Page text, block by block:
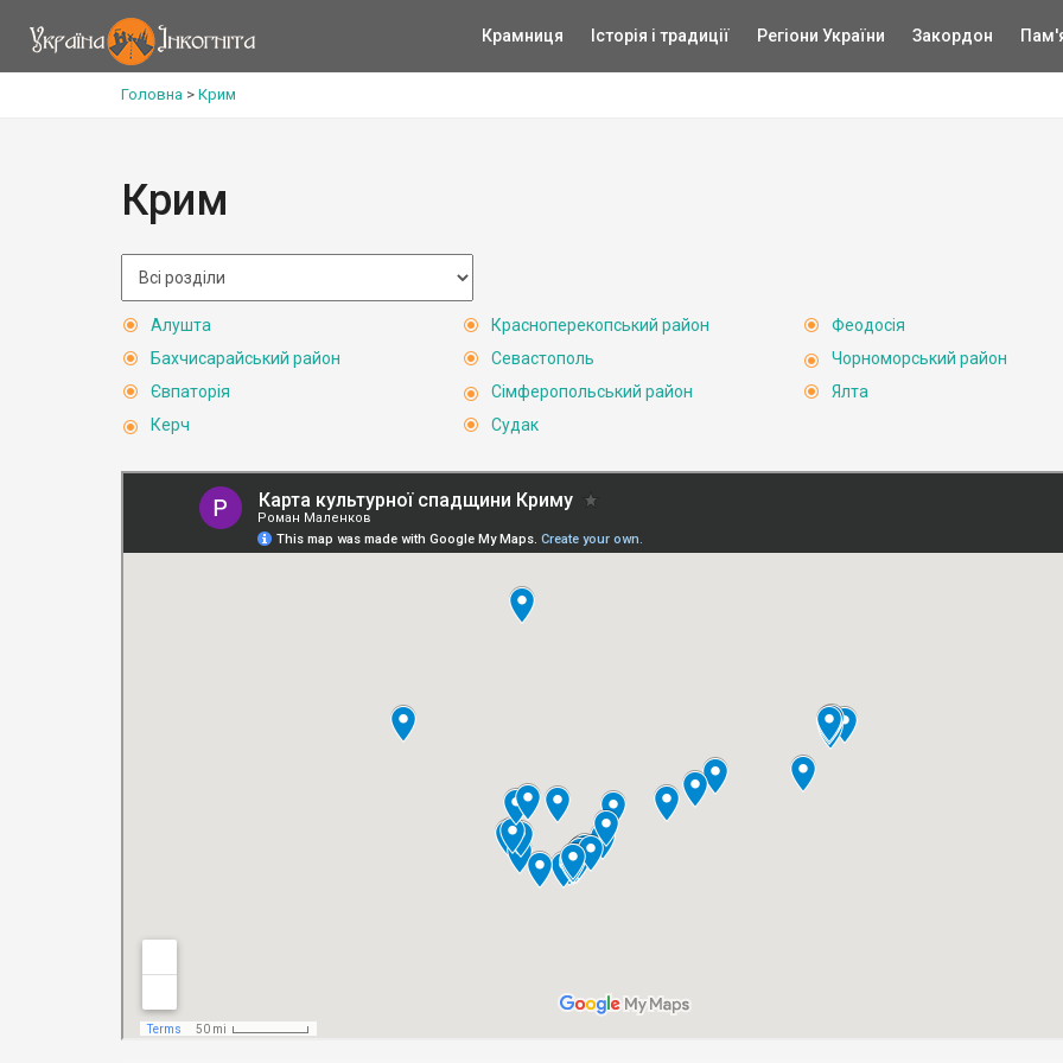
Крамниця Історія і традиції Регіони України Закордон
Головна > Крим
Крим
Алушта
Бахчисарайський район
Євпаторія
Керч
Красноперекопський район
Севастополь
Сімферопольський район
Судак
Феодосія
Чорноморський район
Ялта